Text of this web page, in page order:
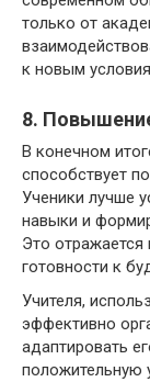
только от
к новым
8.
В конечном
способствует
Ученики лучше
навыки и
Это отражается
готовности к
Учителя,
эффективно
адаптировать
положительную